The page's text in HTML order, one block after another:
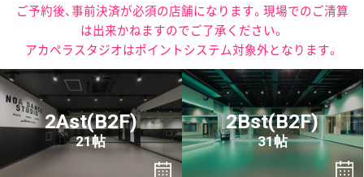
ご予約後、事前決済が必須の店舗になります。現場でのご清算
は出来かねますのでご了承ください。
アカペラスタジオはポイントシステム対象外となります。
2Ast(B2F)
21帖
2Bst(B2F)
31帖